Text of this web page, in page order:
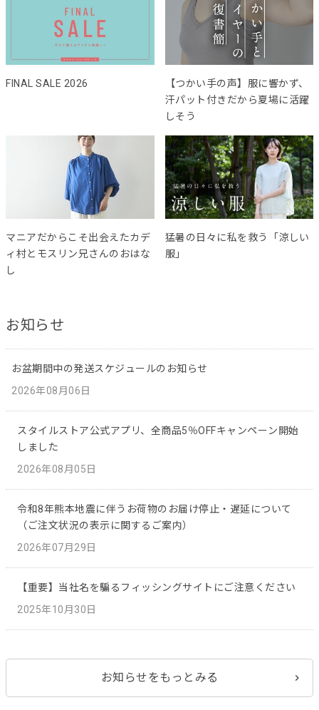
FINAL SALE 2026
【つかい手の声】服に響かず、
汗パット付きだから夏場に活躍
しそう
マニアだからこそ出会えたカデ
ィ村とモスリン兄さんのおはな
し
猛暑の日々に私を救う「涼しい
服」
お知らせ
お盆期間中の発送スケジュールのお知らせ
2026年08月06日
スタイルストア公式アプリ、全商品5％OFFキャンペーン開始
しました
2026年08月05日
令和8年熊本地震に伴うお荷物のお届け停止・遅延について
（ご注文状況の表示に関するご案内）
2026年07月29日
【重要】当社名を騙るフィッシングサイトにご注意ください
2025年10月30日
お知らせをもっとみる